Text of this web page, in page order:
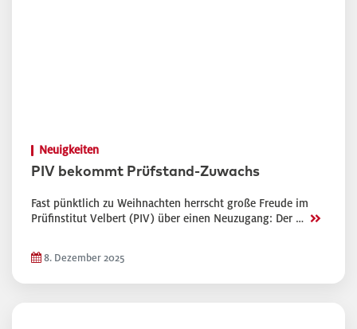
Neuigkeiten
PIV bekommt Prüfstand-Zuwachs
Fast pünktlich zu Weihnachten herrscht große Freude im
Prüfinstitut Velbert (PIV) über einen Neuzugang: Der … >>
8. Dezember 2025